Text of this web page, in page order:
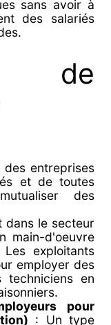
sans avoir à
des salariés
de
entreprises
et de toutes
des
le secteur
main-d'oeuvre
exploitants
employer des
techniciens en
pour
: Un type